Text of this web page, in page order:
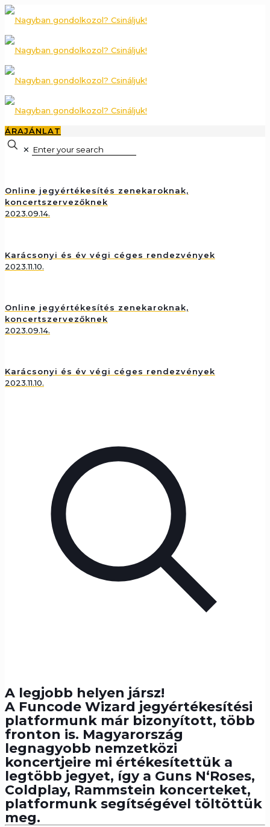
ÁRAJÁNLAT
✕
Online jegyértékesítés zenekaroknak,
koncertszervezőknek
2023.09.14.
Karácsonyi és év végi céges rendezvények
2023.11.10.
Online jegyértékesítés zenekaroknak,
koncertszervezőknek
2023.09.14.
Karácsonyi és év végi céges rendezvények
2023.11.10.
A legjobb helyen jársz!
A Funcode Wizard jegyértékesítési
platformunk már bizonyított, több
fronton is. Magyarország
legnagyobb nemzetközi
koncertjeire mi értékesítettük a
legtöbb jegyet, így a Guns N‘Roses,
Coldplay, Rammstein koncerteket,
platformunk segítségével töltöttük
meg.